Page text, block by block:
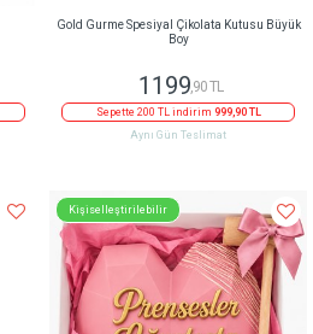
Gold Gurme Spesiyal Çikolata Kutusu Büyük
Boy
1199,90 TL
Sepette 200 TL indirim 999,90 TL
Aynı Gün Teslimat
Kişiselleştirilebilir